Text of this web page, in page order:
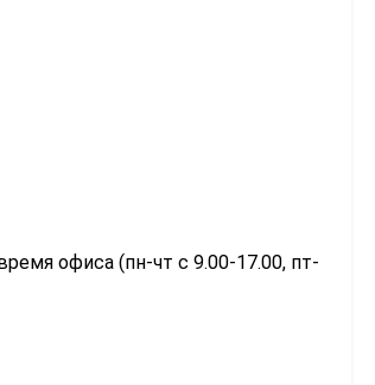
офиса (пн-чт с 9.00-17.00, пт-